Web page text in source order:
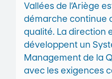
Vallées de l’Ariège
démarche continue
qualité. La direction
développent un
Management de la
avec les exigences